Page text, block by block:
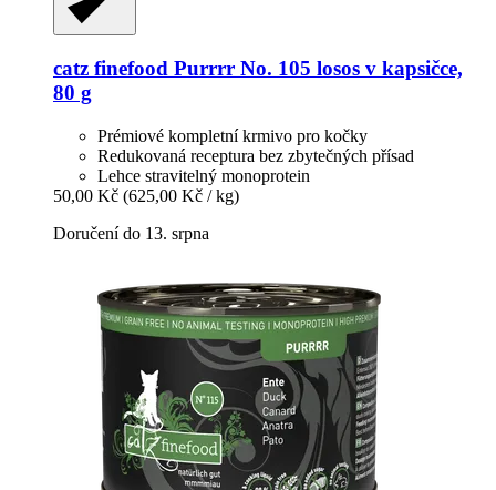
catz finefood Purrrr No. 105 losos v kapsičce,
80 g
Prémiové kompletní krmivo pro kočky
Redukovaná receptura bez zbytečných přísad
Lehce stravitelný monoprotein
50,00 Kč (625,00 Kč / kg)
Doručení do 13. srpna